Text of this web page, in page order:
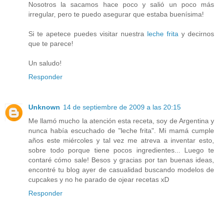
Nosotros la sacamos hace poco y salió un poco más
irregular, pero te puedo asegurar que estaba buenísima!
Si te apetece puedes visitar nuestra leche frita y decirnos
que te parece!
Un saludo!
Responder
Unknown 14 de septiembre de 2009 a las 20:15
Me llamó mucho la atención esta receta, soy de Argentina y
nunca había escuchado de "leche frita". Mi mamá cumple
años este miércoles y tal vez me atreva a inventar esto,
sobre todo porque tiene pocos ingredientes... Luego te
contaré cómo sale! Besos y gracias por tan buenas ideas,
encontré tu blog ayer de casualidad buscando modelos de
cupcakes y no he parado de ojear recetas xD
Responder